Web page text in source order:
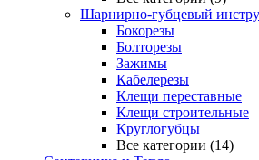
Шарнирно-губцевый
Бокорезы
Болторезы
Зажимы
Кабелерезы
Клещи переставные
Клещи строительные
Круглогубцы
Все категории (14)